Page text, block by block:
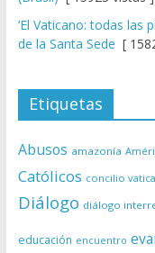
‘El Vaticano: todas las
de la Santa Sede [
Etiquetas
Abusos amazonía
Católicos concilio
Diálogo diálogo
educación encuentro